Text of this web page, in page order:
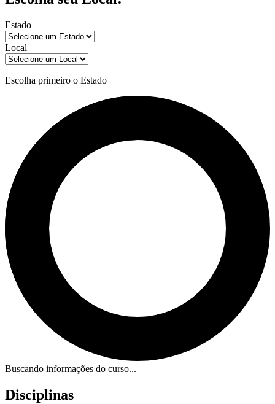
Estado
Local
Escolha primeiro o Estado
Buscando informações do curso...
Disciplinas